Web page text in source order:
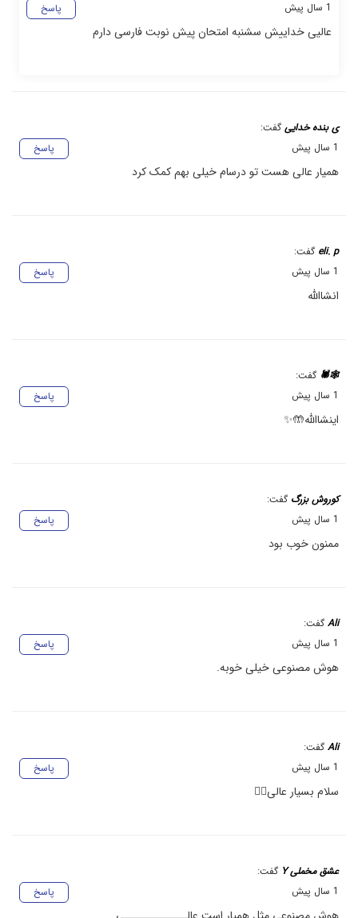
پاسخ
1 سال پیش
عالیی خداییش سشنبه امتحان پیش نوبت فارسی دارم
ی بنده خدایی گفت:
پاسخ
1 سال پیش
همیار عالی هست تو درسام خیلی بهم کمک کرد
eli. p گفت:
پاسخ
1 سال پیش
انشاالله
🕸️🕷️ گفت:
پاسخ
1 سال پیش
اینشاالله🤲✨
کوروش بزرگ گفت:
پاسخ
1 سال پیش
ممنون خوب بود
Ali گفت:
پاسخ
1 سال پیش
هوش مصنوعی خیلی خوبه.
Ali گفت:
پاسخ
1 سال پیش
سلام بسیار عالی👍🏻
عشق مخملی Y گفت:
پاسخ
1 سال پیش